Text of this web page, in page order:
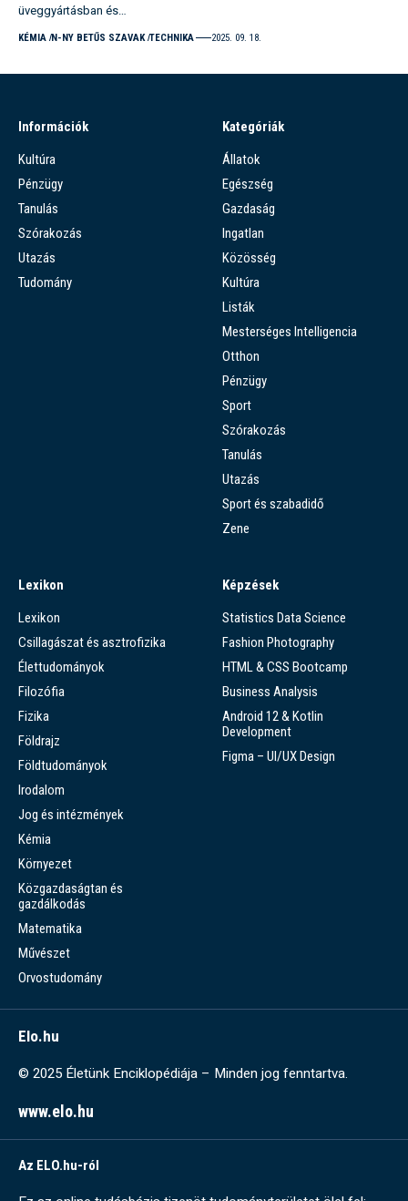
üveggyártásban és…
KÉMIA N-NY BETŰS SZAVAK TECHNIKA 2025. 09. 18.
Információk
Kultúra
Pénzügy
Tanulás
Szórakozás
Utazás
Tudomány
Kategóriák
Állatok
Egészség
Gazdaság
Ingatlan
Közösség
Kultúra
Listák
Mesterséges Intelligencia
Otthon
Pénzügy
Sport
Szórakozás
Tanulás
Utazás
Sport és szabadidő
Zene
Lexikon
Lexikon
Csillagászat és asztrofizika
Élettudományok
Filozófia
Fizika
Földrajz
Földtudományok
Irodalom
Jog és intézmények
Kémia
Környezet
Közgazdaságtan és
gazdálkodás
Matematika
Művészet
Orvostudomány
Képzések
Statistics Data Science
Fashion Photography
HTML & CSS Bootcamp
Business Analysis
Android 12 & Kotlin
Development
Figma – UI/UX Design
Elo.hu
© 2025 Életünk Enciklopédiája – Minden jog fenntartva.
www.elo.hu
Az ELO.hu-ról